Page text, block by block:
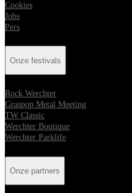
Cookies
Jobs
Pers
Onze festivals
Rock Werchter
Graspop Metal Meeting
TW Classic
Werchter Boutique
Werchter Parklife
Onze partners